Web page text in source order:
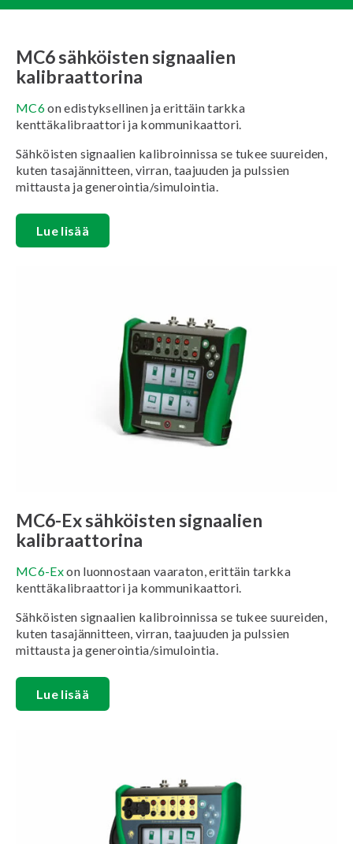
MC6 sähköisten signaalien
kalibraattorina
MC6on edistyksellinen ja erittäin tarkka
kenttäkalibraattori ja kommunikaattori.
Sähköisten signaalien kalibroinnissa se tukee suureiden,
kuten tasajännitteen, virran, taajuuden ja pulssien
mittausta ja generointia/simulointia.
Lue lisää
MC6-Ex sähköisten signaalien
kalibraattorina
MC6-Exon luonnostaan vaaraton, erittäin tarkka
kenttäkalibraattori ja kommunikaattori.
Sähköisten signaalien kalibroinnissa se tukee suureiden,
kuten tasajännitteen, virran, taajuuden ja pulssien
mittausta ja generointia/simulointia.
Lue lisää